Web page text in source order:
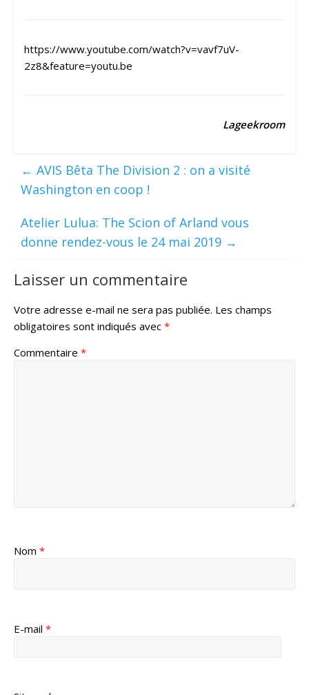
https://www.youtube.com/watch?v=vavf7uV-
2z8&feature=youtu.be
Lageekroom
← AVIS Bêta The Division 2 : on a visité
Washington en coop !
Atelier Lulua: The Scion of Arland vous
donne rendez-vous le 24 mai 2019 →
Laisser un commentaire
Votre adresse e-mail ne sera pas publiée. Les champs
obligatoires sont indiqués avec *
Commentaire *
Nom *
E-mail *